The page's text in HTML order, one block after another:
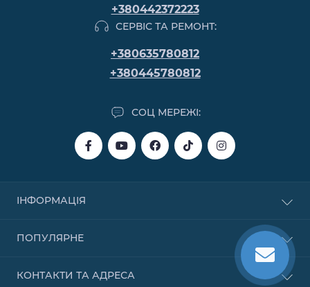
+380442372223
СЕРВІС ТА РЕМОНТ:
+380635780812
+380445780812
СОЦ МЕРЕЖІ:
ІНФОРМАЦІЯ
Купівля в розстрочку
Договір публічної оферти
ПОПУЛЯРНЕ
Надувні човни
КОНТАКТИ ТА АДРЕСА